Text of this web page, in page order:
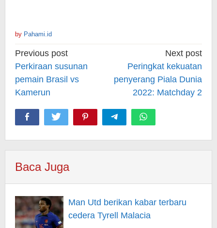
by Pahami.id
Post
navigation
Previous post
Perkiraan susunan
pemain Brasil vs
Kamerun
Next post
Peringkat kekuatan
penyerang Piala Dunia
2022: Matchday 2
Baca Juga
Man Utd berikan kabar terbaru
cedera Tyrell Malacia